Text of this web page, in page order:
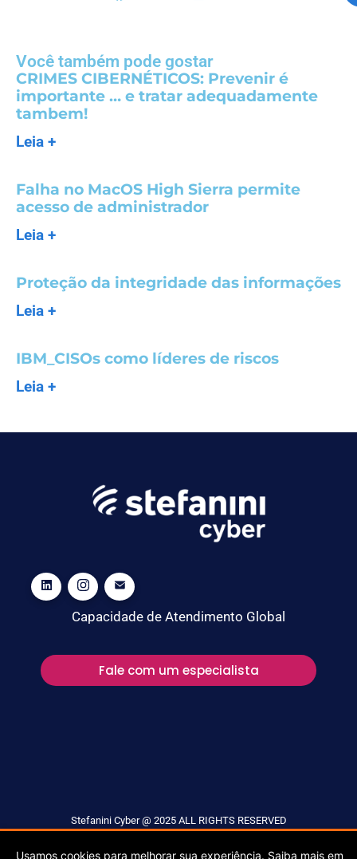
Você também pode gostar
CRIMES CIBERNÉTICOS: Prevenir é
importante … e tratar adequadamente
tambem!
Leia +
Falha no MacOS High Sierra permite
acesso de administrador
Leia +
Proteção da integridade das informações
Leia +
IBM_CISOs como líderes de riscos
Leia +
Capacidade de Atendimento Global
Fale com um especialista
Usamos cookies para melhorar sua experiência. Saiba mais em
Stefanini Cyber @ 2025 ALL RIGHTS RESERVED